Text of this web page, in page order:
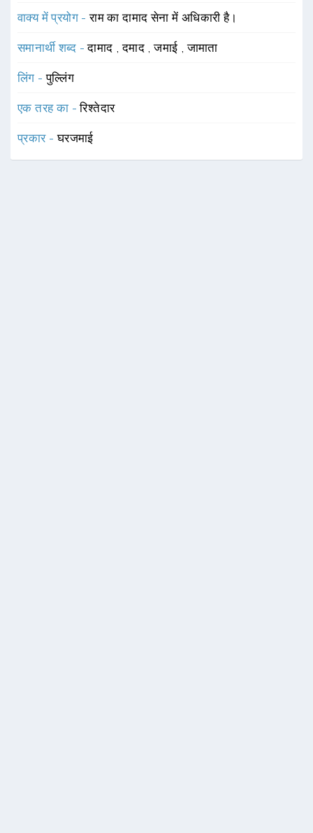
वाक्य में प्रयोग -राम का दामाद सेना में अधिकारी है।
समानार्थी शब्द -दामाद ,दमाद ,जमाई ,जामाता
लिंग -पुल्लिंग
एक तरह का -रिश्तेदार
प्रकार -घरजमाई